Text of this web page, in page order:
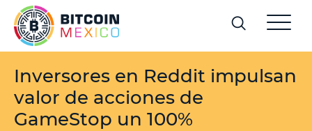
Inversores en Reddit impulsan
valor de acciones de
GameStop un 100%